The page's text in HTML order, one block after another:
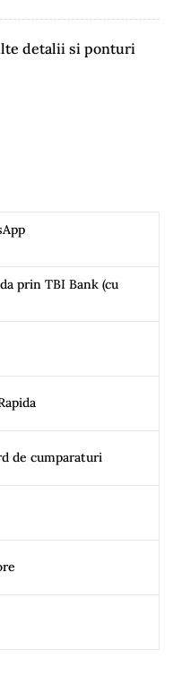
detalii si ponturi
prin TBI Bank (cu
de cumparaturi